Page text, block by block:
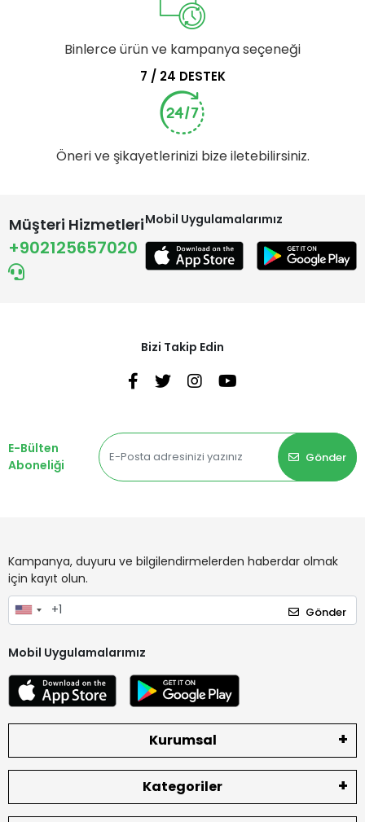
Binlerce ürün ve kampanya seçeneği
7 / 24 DESTEK
Öneri ve şikayetlerinizi bize iletebilirsiniz.
Müşteri Hizmetleri
+902125657020
Mobil Uygulamalarımız
Bizi Takip Edin
E-Bülten
Aboneliği
Gönder
Kampanya, duyuru ve bilgilendirmelerden haberdar olmak
için kayıt olun.
Gönder
Mobil Uygulamalarımız
Kurumsal
Kategoriler